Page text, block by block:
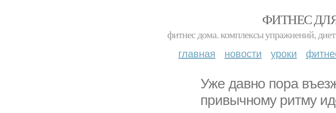
ФИТНЕС
фитнес дома. комплексы упражнений,
главная новости уроки
Уже давно пора
привычному ритму